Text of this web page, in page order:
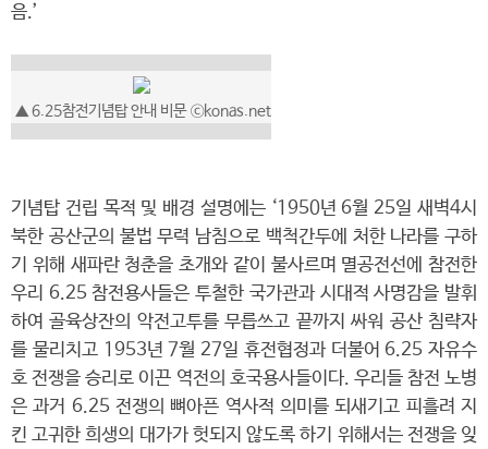
음.’
▲6.25참전기념탑 안내 비문ⓒkonas.net
기념탑 건립 목적 및 배경 설명에는 ‘1950년 6월 25일 새벽4시
북한 공산군의 불법 무력 남침으로 백척간두에 처한 나라를 구하
기 위해 새파란 청춘을 초개와 같이 불사르며 멸공전선에 참전한
우리 6.25 참전용사들은 투철한 국가관과 시대적 사명감을 발휘
하여 골육상잔의 악전고투를 무릅쓰고 끝까지 싸워 공산 침략자
를 물리치고 1953년 7월 27일 휴전협정과 더불어 6.25 자유수
호 전쟁을 승리로 이끈 역전의 호국용사들이다. 우리들 참전 노병
은 과거 6.25 전쟁의 뼈아픈 역사적 의미를 되새기고 피흘려 지
킨 고귀한 희생의 대가가 헛되지 않도록 하기 위해서는 전쟁을 잊